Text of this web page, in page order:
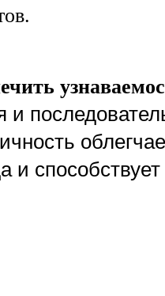
и
и
при разработке